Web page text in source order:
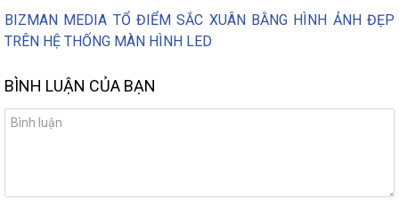
BIZMAN MEDIA TỔ ĐIỂM SẮC XUÂN BẰNG HÌNH ẢNH ĐẸP
TRÊN HỆ THỐNG MÀN HÌNH LED
BÌNH LUẬN CỦA BẠN